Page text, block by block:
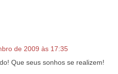
de 2009 às 17:35
Que seus sonhos se realizem!